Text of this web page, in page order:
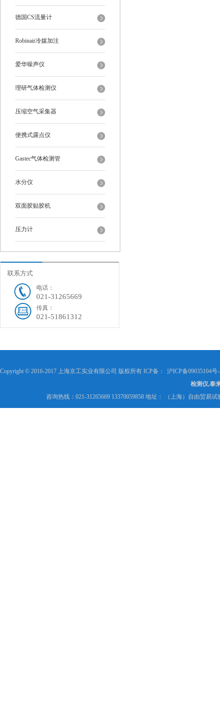
德国CS流量计
Robinair冷媒加注
爱华噪声仪
理研气体检测仪
压缩空气采集器
便携式露点仪
Gastec气体检测管
水分仪
双面胶贴胶机
压力计
联系方式
电话：
021-31265669
传真：
021-51861312
Copyright © 2016-2017 上海京工实业有限公司 版权所有 ICP备：
沪ICP备09035104号
检测仪,泰
咨询热线：021-31265669 13370059858 地址： （上海）自由贸易